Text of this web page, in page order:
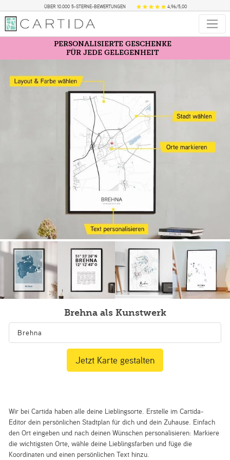
ÜBER 10.000 5-STERNE-BEWERTUNGEN 4,96/5,00
PERSONALISIERTE GESCHENKE
FÜR JEDE GELEGENHEIT
Brehna als Kunstwerk
Wir bei Cartida haben alle deine Lieblingsorte. Erstelle im Cartida-
Editor dein persönlichen Stadtplan für dich und dein Zuhause. Einfach
den Ort eingeben und nach deinen Wünschen personalisieren: Markiere
die wichtigsten Orte, wähle deine Lieblingsfarben und füge die
Koordinaten und einen persönlichen Text hinzu.
Jetzt Karte gestalten